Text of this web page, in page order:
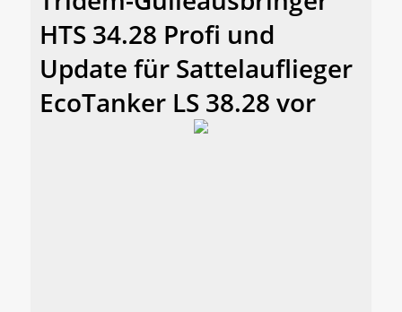
HTS 34.28 Profi und
Update für Sattelauflieger
EcoTanker LS 38.28 vor